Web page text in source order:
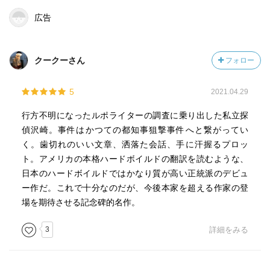
広告
クークーさん フォロー
5 2021.04.29
行方不明になったルポライターの調査に乗り出した私立探
偵沢崎。事件はかつての都知事狙撃事件へと繋がってい
く。歯切れのいい文章、洒落た会話、手に汗握るプロッ
ト。アメリカの本格ハードボイルドの翻訳を読むような、
日本のハードボイルドではかなり質が高い正統派のデビュ
ー作だ。これで十分なのだが、今後本家を超える作家の登
場を期待させる記念碑的名作。
3 詳細をみる